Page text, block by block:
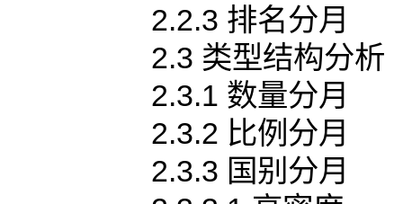
2.2.3 排名分月
2.3 类型结构分析
2.3.1 数量分月
2.3.2 比例分月
2.3.3 国别分月